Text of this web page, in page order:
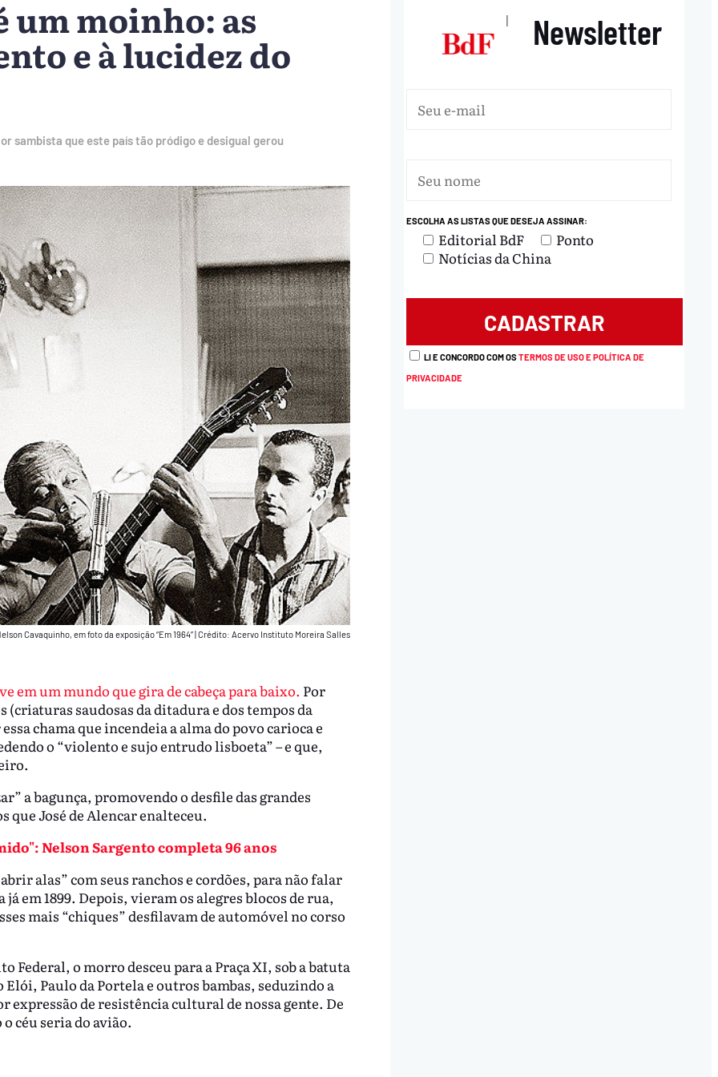
um moinho: as
e à lucidez do
sambista que este país tão pródigo e desigual gerou
Cavaquinho, em foto da exposição “Em 1964”|Crédito: Acervo Instituto Moreira Salles
em um mundo que gira de cabeça para baixo. Por
saudosas da ditadura e dos tempos da
chama que incendeia a alma do povo carioca e
o “violento e sujo entrudo lisboeta” – e que,
a bagunça, promovendo o desfile das grandes
que José de Alencar enalteceu.
Nelson Sargento completa 96 anos
alas” com seus ranchos e cordões, para não falar
em 1899. Depois, vieram os alegres blocos de rua,
mais “chiques” desfilavam de automóvel no corso
o morro desceu para a Praça XI, sob a batuta
Paulo da Portela e outros bambas, seduzindo a
expressão de resistência cultural de nossa gente. De
céu seria do avião.
| Newsletter
ESCOLHA AS LISTAS QUE DESEJA ASSINAR:
Editorial BdF
Ponto
Notícias da China
LI E CONCORDO COM OSTERMOS DE USO E POLÍTICA DE
PRIVACIDADE